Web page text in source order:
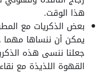
هذا الوقت.
بعض الذكريات مع
يمكن أن ننساها
جعلنا ننسى هذه
القهوة اللذيذة مع